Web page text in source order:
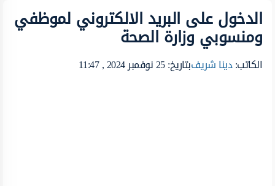
الدخول على البريد الالكتروني لموظفي
ومنسوبي وزارة الصحة
الكاتب:دينا شريفبتاريخ: 25 نوفمبر 2024 , 11:47